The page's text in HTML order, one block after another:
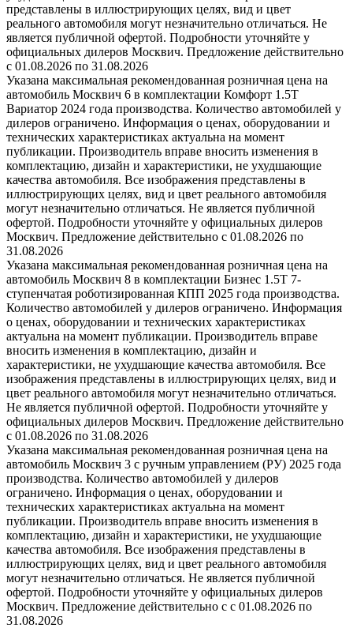
представлены в иллюстрирующих целях, вид и цвет
реального автомобиля могут незначительно отличаться. Не
является публичной офертой. Подробности уточняйте у
официальных дилеров Москвич. Предложение действительно
с 01.08.2026 по 31.08.2026
Указана максимальная рекомендованная розничная цена на
автомобиль Москвич 6 в комплектации Комфорт 1.5T
Вариатор 2024 года производства. Количество автомобилей у
дилеров ограничено. Информация о ценах, оборудовании и
технических характеристиках актуальна на момент
публикации. Производитель вправе вносить изменения в
комплектацию, дизайн и характеристики, не ухудшающие
качества автомобиля. Все изображения представлены в
иллюстрирующих целях, вид и цвет реального автомобиля
могут незначительно отличаться. Не является публичной
офертой. Подробности уточняйте у официальных дилеров
Москвич. Предложение действительно с 01.08.2026 по
31.08.2026
Указана максимальная рекомендованная розничная цена на
автомобиль Москвич 8 в комплектации Бизнес 1.5T 7-
ступенчатая роботизированная КПП 2025 года производства.
Количество автомобилей у дилеров ограничено. Информация
о ценах, оборудовании и технических характеристиках
актуальна на момент публикации. Производитель вправе
вносить изменения в комплектацию, дизайн и
характеристики, не ухудшающие качества автомобиля. Все
изображения представлены в иллюстрирующих целях, вид и
цвет реального автомобиля могут незначительно отличаться.
Не является публичной офертой. Подробности уточняйте у
официальных дилеров Москвич. Предложение действительно
с 01.08.2026 по 31.08.2026
Указана максимальная рекомендованная розничная цена на
автомобиль Москвич 3 с ручным управлением (РУ) 2025 года
производства. Количество автомобилей у дилеров
ограничено. Информация о ценах, оборудовании и
технических характеристиках актуальна на момент
публикации. Производитель вправе вносить изменения в
комплектацию, дизайн и характеристики, не ухудшающие
качества автомобиля. Все изображения представлены в
иллюстрирующих целях, вид и цвет реального автомобиля
могут незначительно отличаться. Не является публичной
офертой. Подробности уточняйте у официальных дилеров
Москвич. Предложение действительно с с 01.08.2026 по
31.08.2026